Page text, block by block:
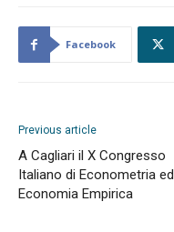
Facebook
Previous article
A Cagliari il X Congresso
Italiano di Econometria ed
Economia Empirica